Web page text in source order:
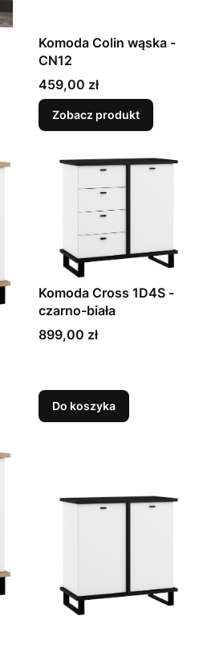
Komoda Colin wąska -
CN12
Cena
459,00 zł
Zobacz produkt
Komoda Cross 1D4S -
czarno-biała
Cena
899,00 zł
Do koszyka